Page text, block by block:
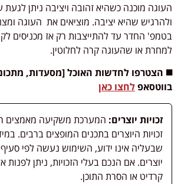
העוגה מוכנה כשהיא זהובה ויציבה ניתן
ולהרגיש שהיא יציבה. מוציאים את העוגה
בטמפ' החדר עד להתייצבות רק אז מכניסים
למחרת או שהעוגה קרה לחלוטין.
◼️ הצטרפו לחדשות האוכל [מסעדות,
בווטסאפלחצו כאן
זכויות יוצרים: המערכת משקיעה מאמצים
זכויות היוצרים בתכנים המופצים ברבים.
יוצרים. אם הנכם בעלי הזכויות, ניתן לפנות
קרדיט או הסרת התוכן.